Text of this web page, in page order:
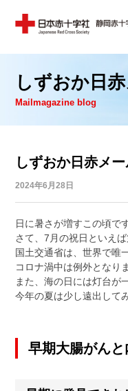
しずおか日
Mailmagazine blog
しずおか日赤メ
2024年6月28日
日に暑さが増すこの頃で
さて、7月の祝日といえ
国土交通省は、世界で唯
コロナ渦中は例外となり
また、海の日には灯台が
早期大腸がん